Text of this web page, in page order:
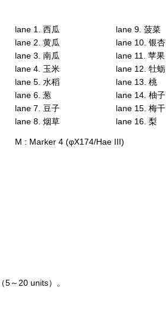
lane 1. 西瓜
lane 2. 黄瓜
lane 3. 南瓜
lane 4. 玉米
lane 5. 水稻
lane 6. 葱
lane 7. 豆子
lane 8. 烟草
lane 9. 菠菜
lane 10. 银杏
lane 11. 苹果
lane 12. 牡蛎
lane 13. 桃
lane 14. 柚子
lane 15. 梅干
lane 16. 梨
M : Marker 4 (φX174/Hae III)
～20 units）。